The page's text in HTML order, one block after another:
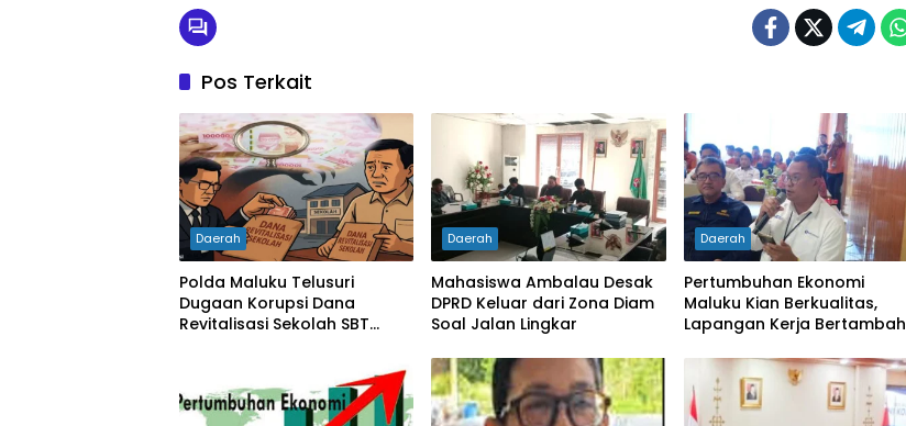
Pos Terkait
Daerah
Polda Maluku Telusuri
Dugaan Korupsi Dana
Revitalisasi Sekolah SBT
Daerah
Mahasiswa Ambalau Desak
DPRD Keluar dari Zona Diam
Soal Jalan Lingkar
Daerah
Pertumbuhan Ekonomi
Maluku Kian Berkualitas,
Lapangan Kerja Bertambah